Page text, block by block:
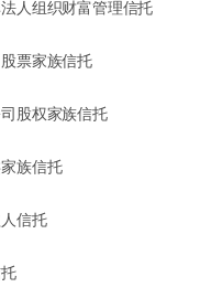
人组织财富管理信托
票家族信托
股权家族信托
族信托
信托